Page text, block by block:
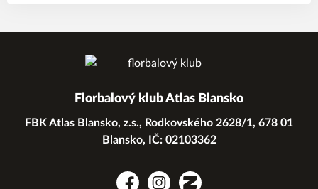
Florbalový klub Atlas Blansko
FBK Atlas Blansko, z.s., Rodkovského 2628/1, 678 01
Blansko, IČ: 02103362